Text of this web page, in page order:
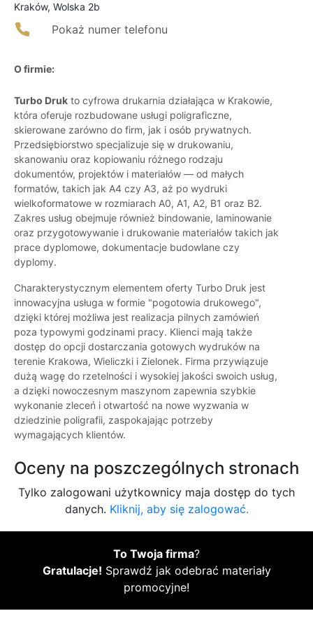
Kraków, Wolska 2b
Pokaż numer telefonu
O firmie:
Turbo Druk to cyfrowa drukarnia działająca w Krakowie,
która oferuje rozbudowane usługi poligraficzne,
skierowane zarówno do firm, jak i osób prywatnych.
Przedsiębiorstwo specjalizuje się w drukowaniu,
skanowaniu oraz kopiowaniu różnego rodzaju
dokumentów, projektów i materiałów — od małych
formatów, takich jak A4 czy A3, aż po wydruki
wielkoformatowe w rozmiarach A0, A1, A2, B1 oraz B2.
Zakres usług obejmuje również bindowanie, laminowanie
oraz przygotowywanie i drukowanie materiałów takich jak
prace dyplomowe, dokumentacje budowlane czy
dyplomy.
Charakterystycznym elementem oferty Turbo Druk jest
innowacyjna usługa w formie "pogotowia drukowego",
dzięki której możliwa jest realizacja pilnych zamówień
poza typowymi godzinami pracy. Klienci mają także
dostęp do opcji dostarczania gotowych wydruków na
terenie Krakowa, Wieliczki i Zielonek. Firma przywiązuje
dużą wagę do rzetelności i wysokiej jakości swoich usług,
a dzięki nowoczesnym maszynom zapewnia szybkie
wykonanie zleceń i otwartość na nowe wyzwania w
dziedzinie poligrafii, zaspokajając potrzeby
wymagających klientów.
Oceny na poszczególnych stronach
Tylko zalogowani użytkownicy maja dostęp do tych
danych. Kliknij, aby się zalogować.
To Twoja firma?
Gratulacje! Sprawdź jak odebrać materiały
promocyjne!